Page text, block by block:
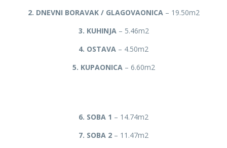
2. DNEVNI BORAVAK / GLAGOVAONICA– 19.50m2
3. KUHINJA– 5.46m2
4. OSTAVA – 4.50m2
5. KUPAONICA– 6.60m2
6. SOBA 1 – 14.74m2
7. SOBA 2 – 11.47m2